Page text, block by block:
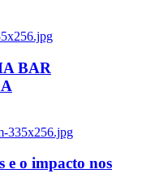
BAR
335x256.jpg
e o impacto nos